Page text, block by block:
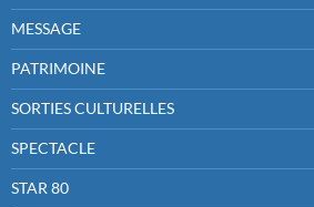
MESSAGE
PATRIMOINE
SORTIES CULTURELLES
SPECTACLE
STAR 80